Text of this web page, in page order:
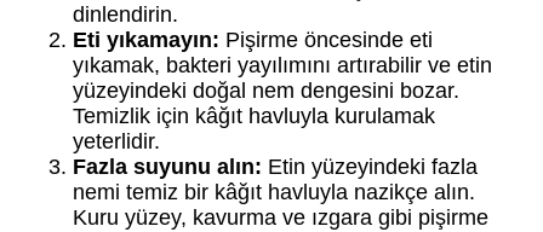
dinlendirin.
Eti yıkamayın: Pişirme öncesinde eti
yıkamak, bakteri yayılımını artırabilir ve etin
yüzeyindeki doğal nem dengesini bozar.
Temizlik için kâğıt havluyla kurulamak
yeterlidir.
Fazla suyunu alın: Etin yüzeyindeki fazla
nemi temiz bir kâğıt havluyla nazikçe alın.
Kuru yüzey, kavurma ve ızgara gibi pişirme